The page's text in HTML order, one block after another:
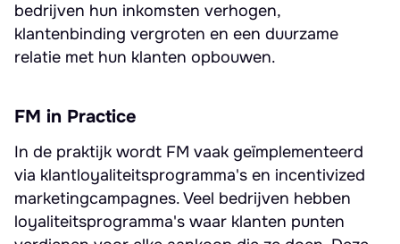
bedrijven hun inkomsten verhogen,
klantenbinding vergroten en een duurzame
relatie met hun klanten opbouwen.
FM in Practice
In de praktijk wordt FM vaak geïmplementeerd
via klantloyaliteitsprogramma's en incentivized
marketingcampagnes. Veel bedrijven hebben
loyaliteitsprogramma's waar klanten punten